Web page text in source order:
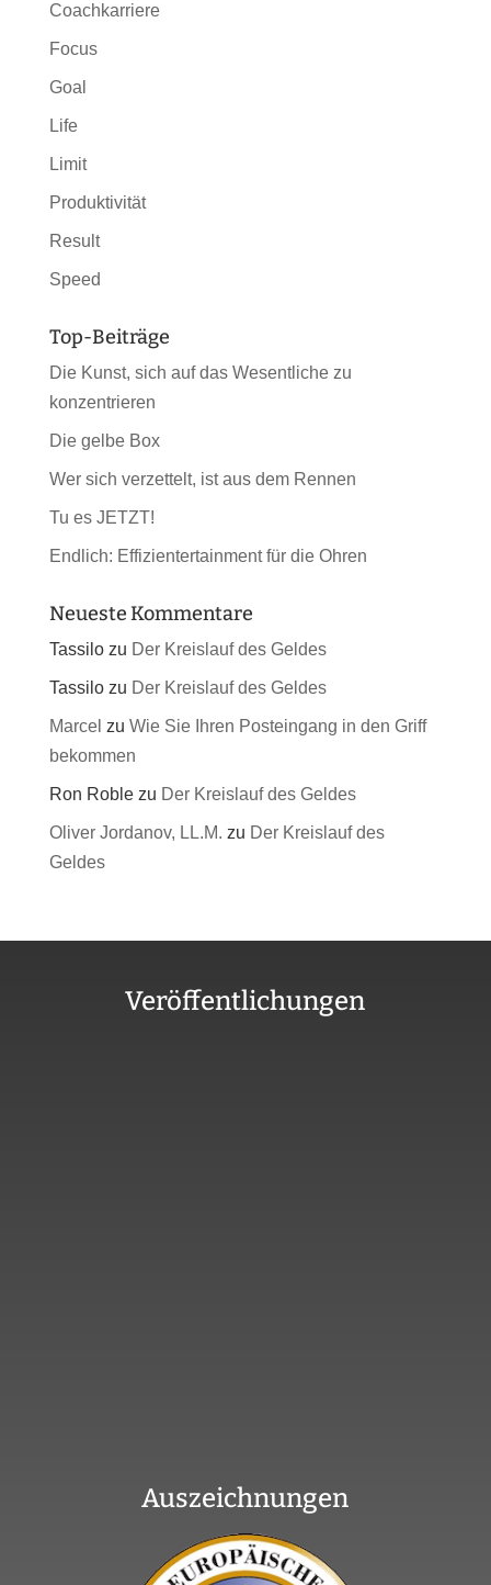
Coachkarriere
Focus
Goal
Life
Limit
Produktivität
Result
Speed
Top-Beiträge
Die Kunst, sich auf das Wesentliche zu
konzentrieren
Die gelbe Box
Wer sich verzettelt, ist aus dem Rennen
Tu es JETZT!
Endlich: Effizientertainment für die Ohren
Neueste Kommentare
Tassilozu Der Kreislauf des Geldes
Tassilozu Der Kreislauf des Geldes
Marcel zu Wie Sie Ihren Posteingang in den Griff
bekommen
Ron Roblezu Der Kreislauf des Geldes
Oliver Jordanov, LL.M. zu Der Kreislauf des
Geldes
Veröffentlichungen
Auszeichnungen